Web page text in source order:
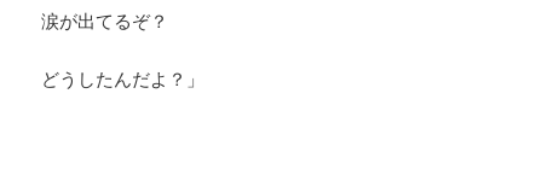
涙が出てるぞ？
どうしたんだよ？」